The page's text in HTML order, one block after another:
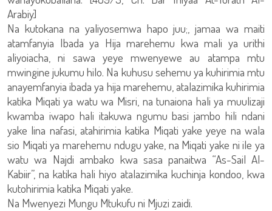
Arabiy]
Na kutokana na yaliyosemwa hapo juu;, jamaa wa maiti
atamfanyia Ibada ya Hija marehemu kwa mali ya urithi
aliyoiacha, ni sawa yeye mwenyewe au atampa mtu
mwingine jukumu hilo. Na kuhusu sehemu ya kuhirimia mtu
anayemfanyia ibada ya hija marehemu, atalazimika kuhirimia
katika Miqati ya watu wa Misri, na tunaiona hali ya muulizaji
kwamba iwapo hali itakuwa ngumu basi jambo hili ndani
yake lina nafasi, atahirimia katika Miqati yake yeye na wala
sio Miqati ya marehemu ndugu yake, na Miqati yake ni ile ya
watu wa Najdi ambako kwa sasa panaitwa “As-Sail Al-
Kabiir”, na katika hali hiyo atalazimika kuchinja kondoo, kwa
kutohirimia katika Miqati yake.
Na Mwenyezi Mungu Mtukufu ni Mjuzi zaidi.